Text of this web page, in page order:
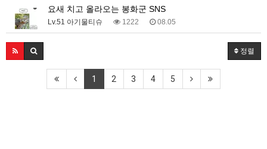
요새 치고 올라오는 봉화군 SNS
Lv.51 아기물티슈 1222 08.05
정렬
1 2 3 4 5